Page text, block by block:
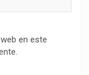
en este